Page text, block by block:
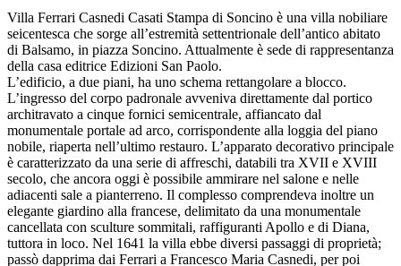
Villa Ferrari Casnedi Casati Stampa di Soncino è una villa nobiliare
seicentesca che sorge all’estremità settentrionale dell’antico abitato
di Balsamo, in piazza Soncino. Attualmente è sede di rappresentanza
della casa editrice Edizioni San Paolo.
L’edificio, a due piani, ha uno schema rettangolare a blocco.
L’ingresso del corpo padronale avveniva direttamente dal portico
architravato a cinque fornici semicentrale, affiancato dal
monumentale portale ad arco, corrispondente alla loggia del piano
nobile, riaperta nell’ultimo restauro. L’apparato decorativo principale
è caratterizzato da una serie di affreschi, databili tra XVII e XVIII
secolo, che ancora oggi è possibile ammirare nel salone e nelle
adiacenti sale a pianterreno. Il complesso comprendeva inoltre un
elegante giardino alla francese, delimitato da una monumentale
cancellata con sculture sommitali, raffiguranti Apollo e di Diana,
tuttora in loco. Nel 1641 la villa ebbe diversi passaggi di proprietà;
passò dapprima dai Ferrari a Francesco Maria Casnedi, per poi